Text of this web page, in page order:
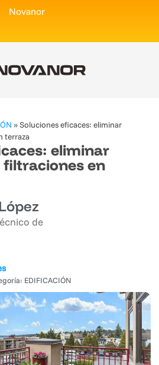
Novanor
»Soluciones eficaces: eliminar
terraza
eliminar
en
de
EDIFICACIÓN